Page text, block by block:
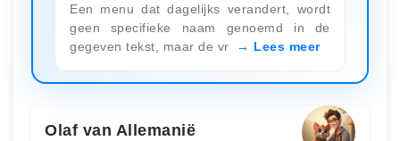
Een menu dat dagelijks verandert, wordt
geen specifieke naam genoemd in de
gegeven tekst, maar de vr
Lees meer
Olaf van Allemanië